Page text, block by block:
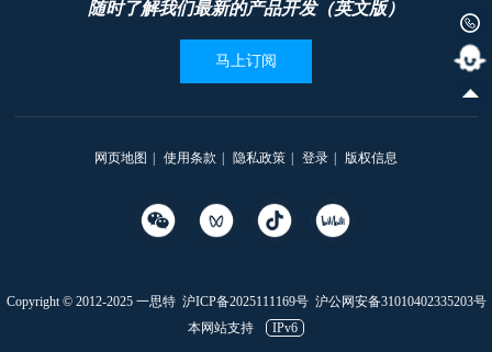
随时了解我们最新的产品开发（英文版）
马上订阅
网页地图 使用条款 隐私政策 登录 版权信息
Copyright © 2012-2025 一思特 沪ICP备2025111169号 沪公网安备31010402335203号
本网站支持
IPv6